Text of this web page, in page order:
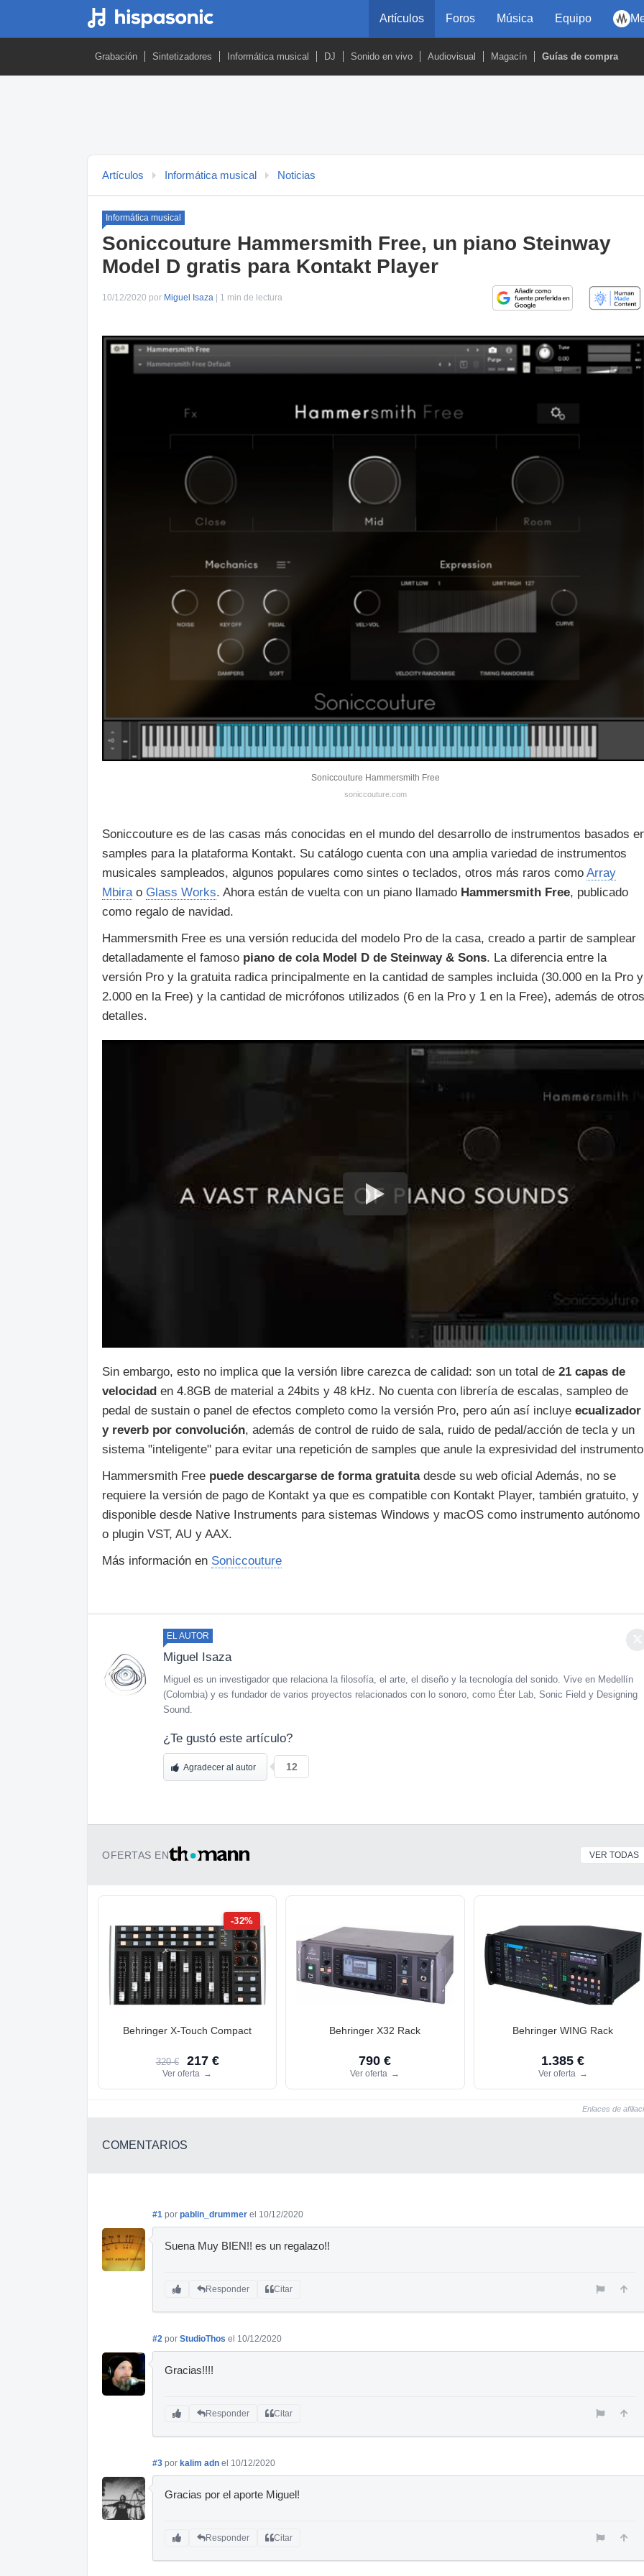
Artículos Foros Música Equipo
Grabación Sintetizadores Informática musical DJ Sonido en vivo Audiovisual Magacín Guías de compra
Artículos Informática musical Noticias
Informática musical
Soniccouture Hammersmith Free, un piano Steinway
Model D gratis para Kontakt Player
10/12/2020 por Miguel Isaza | 1 min de lectura
Soniccouture Hammersmith Free
soniccouture.com
Soniccouture es de las casas más conocidas en el mundo del desarrollo de instrumentos basados
samples para la plataforma Kontakt. Su catálogo cuenta con una amplia variedad de instrumentos
musicales sampleados, algunos populares como sintes o teclados, otros más raros como Array
Mbirao Glass Works. Ahora están de vuelta con un piano llamado Hammersmith Free, publicado
como regalo de navidad.
Hammersmith Free es una versión reducida del modelo Pro de la casa, creado a partir de samplear
detalladamente el famoso piano de cola Model D de Steinway & Sons. La diferencia entre la
versión Pro y la gratuita radica principalmente en la cantidad de samples incluida (30.000 en la Pro y
2.000 en la Free) y la cantidad de micrófonos utilizados (6 en la Pro y 1 en la Free), además de otros
detalles.
Sin embargo, esto no implica que la versión libre carezca de calidad: son un total de 21 capas de
velocidad en 4.8GB de material a 24bits y 48 kHz. No cuenta con librería de escalas, sampleo de
pedal de sustain o panel de efectos completo como la versión Pro, pero aún así incluye ecualizador
y reverb por convolución, además de control de ruido de sala, ruido de pedal/acción de tecla y un
sistema "inteligente" para evitar una repetición de samples que anule la expresividad del
Hammersmith Free puede descargarse de forma gratuitadesde su web oficial Además, no se
requiere la versión de pago de Kontakt ya que es compatible con Kontakt Player, también gratuito, y
disponible desde Native Instruments para sistemas Windows y macOS como instrumento autónomo
o plugin VST, AU y AAX.
Más información en Soniccouture
EL AUTOR
Miguel Isaza
Miguel es un investigador que relaciona la filosofía, el arte, el diseño y la tecnología del sonido. Vive en Medellín
(Colombia) y es fundador de varios proyectos relacionados con lo sonoro, como Éter Lab, Sonic Field y Designing
Sound.
¿Te gustó este artículo?
Agradecer al autor 12
OFERTAS EN VER TODAS
-32%
Behringer X-Touch Compact
320 € 217 €
Ver oferta →
Behringer X32 Rack
790 €
Ver oferta →
Behringer WING Rack
1.385 €
Ver oferta →
Enlaces de
COMENTARIOS
#1 por pablin_drummer el 10/12/2020
Suena Muy BIEN!! es un regalazo!!
Responder Citar
#2 por StudioThos el 10/12/2020
Gracias!!!!
Responder Citar
#3 por kalim adn el 10/12/2020
Gracias por el aporte Miguel!
Responder Citar